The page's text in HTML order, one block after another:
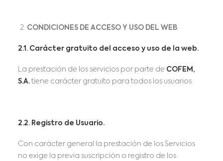
CONDICIONES DE ACCESO Y USO DEL WEB
2.1. Carácter gratuito del acceso y uso de la web.
La prestación de los servicios por parte de COFEM,
S.A.tiene carácter gratuito para todos los usuarios.
2.2. Registro de Usuario.
Con carácter general la prestación de los Servicios
no exige la previa suscripción o registro de los